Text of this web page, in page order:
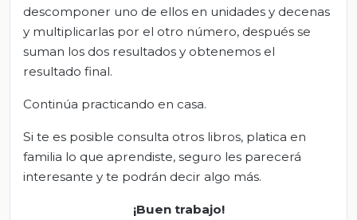
descomponer uno de ellos en unidades y decenas
y multiplicarlas por el otro número, después se
suman los dos resultados y obtenemos el
resultado final.
Continúa practicando en casa.
Si te es posible consulta otros libros, platica en
familia lo que aprendiste, seguro les parecerá
interesante y te podrán decir algo más.
¡Buen trabajo!